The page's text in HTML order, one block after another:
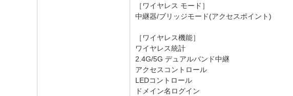
［ワイヤレス モード］
中継器/ブリッジモード(アクセスポイント)
［ワイヤレス機能］
ワイヤレス統計
2.4G/5G デュアルバンド中継
アクセスコントロール
LEDコントロール
ドメイン名ログイン